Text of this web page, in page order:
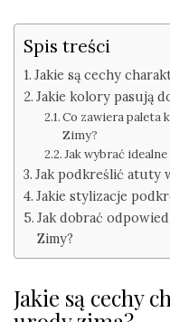
Spis treści
Jakie są cechy
Jakie kolory pasują
Co zawiera paleta
Zimy?
Jak wybrać
Jak podkreślić atuty
Jakie stylizacje
Jak dobrać
Zimy?
Jakie są cechy